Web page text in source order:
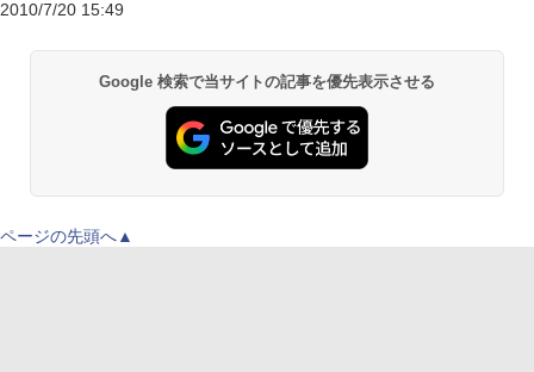
2010/7/20 15:49
Google 検索で当サイトの記事を優先表示させる
ページの先頭へ▲